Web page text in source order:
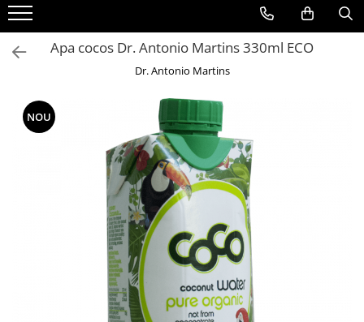
MĂSLINE
NUCI ȘI SEMINȚE
FRUCTE DESHIDRATATE
FRUCTE LA CONSERVĂ
OȚETURI ȘI SOSURI
FĂINĂ FĂRĂ GLUTEN
BĂUTURI / LAPTE VEGETAL
CREME ȘI PASTE TARTINABILE
CEAIURI GRECEȘTI
CIOCOLATĂ ȘI CACAO
Apa cocos Dr. Antonio Martins 330ml ECO
Dr. Antonio Martins
NOU